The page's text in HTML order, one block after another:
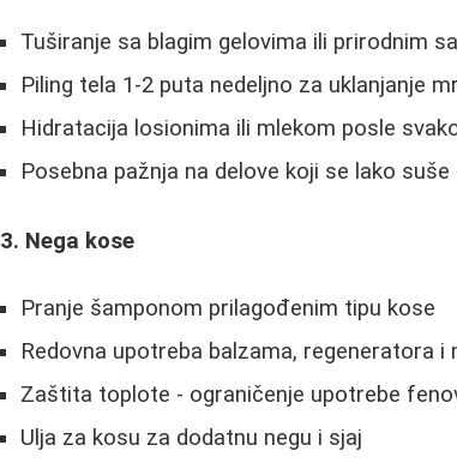
Tuširanje sa blagim gelovima ili prirodnim
Piling tela 1-2 puta nedeljno za uklanjanje
Hidratacija losionima ili mlekom posle
Posebna pažnja na delove koji se lako
3. Nega kose
Pranje šamponom prilagođenim tipu kose
Redovna upotreba balzama, regeneratora i
Zaštita toplote - ograničenje upotrebe
Ulja za kosu za dodatnu negu i sjaj